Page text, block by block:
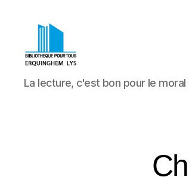
Bibliothèque
Pour
La lecture, c'est bon pour le moral